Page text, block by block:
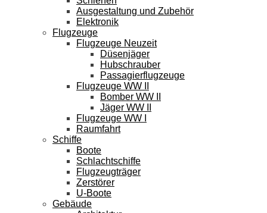
Ausgestaltung und Zubehör
Elektronik
Flugzeuge
Flugzeuge Neuzeit
Düsenjäger
Hubschrauber
Passagierflugzeuge
Flugzeuge WW II
Bomber WW II
Jäger WW II
Flugzeuge WW I
Raumfahrt
Schiffe
Boote
Schlachtschiffe
Flugzeugträger
Zerstörer
U-Boote
Gebäude